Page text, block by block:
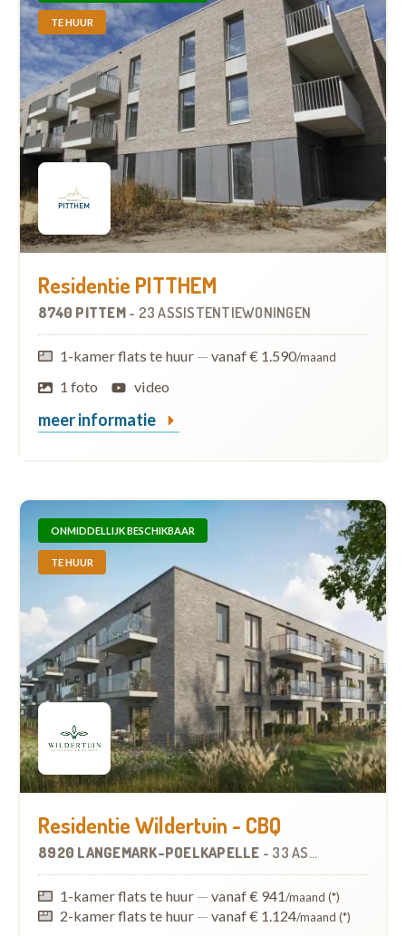
TE HUUR
Residentie PITTHEM
8740 PITTEM - 23 ASSISTENTIEWONINGEN
1-kamer flats te huur — vanaf € 1.590/maand
1 foto video
meer informatie
ONMIDDELLIJK BESCHIKBAAR
TE HUUR
Residentie Wildertuin - CBQ
8920 LANGEMARK-POELKAPELLE - 33 ASSISTENTIEWONINGEN
1-kamer flats te huur — vanaf € 941/maand (*)
2-kamer flats te huur — vanaf € 1.124/maand (*)